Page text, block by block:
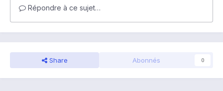
Répondre à ce sujet…
Share Abonnés 0